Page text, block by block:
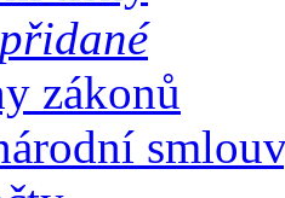
zákonů